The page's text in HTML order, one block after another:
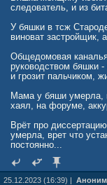
следователь, и из
У бяшки в тсж
виноват застройщик,
Общедомовая
руководством бяшки
и грозит пальчиком,
Мама у бяши умерла,
хаял, на форуме,
Врёт про
умерла, врет что
постоянно...
25.12.2023 (16:39) |